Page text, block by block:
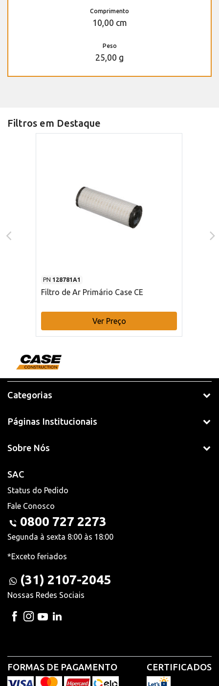
Comprimento
10,00 cm
Peso
25,00 g
Filtros em Destaque
PN 128781A1
Filtro de Ar Primário Case CE
Ver Preço
Categorias
Páginas Institucionais
Sobre Nós
SAC
Status do Pedido
Fale Conosco
0800 727 2273
Segunda à sexta 8:00 às 18:00
*Exceto feriados
(31) 2107-2045
Nossas Redes Sociais
FORMAS DE PAGAMENTO CERTIFICADOS